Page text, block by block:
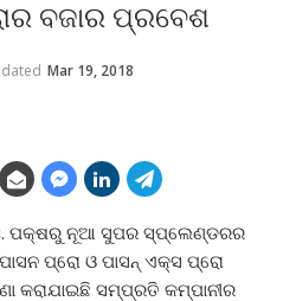
ବଜାର ପ୍ରବେଶ
Mar 19, 2018
ପକ୍ଷରୁ ନୂଆ ସୁପର ସ୍ପ୍ଲେଣ୍ଡରର
ପ୍ରୋ ଓ ପାସନ୍‌ ଏକ୍ସ ପ୍ରୋ
କରାଯାଇଛି ସମ୍ପ୍ରତି କମ୍ପାନୀର